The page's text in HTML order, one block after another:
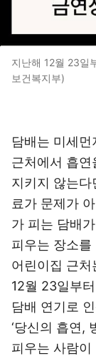
지난해 12월 23일
보건복지부)
담배는 미세
근처에서 흡
지키지 않는다
료가 문제가
가 피는 담배
피우는 장소
어린이집 근
12월 23일부
담배 연기로
‘당신의 흡연,
피우는 사람이